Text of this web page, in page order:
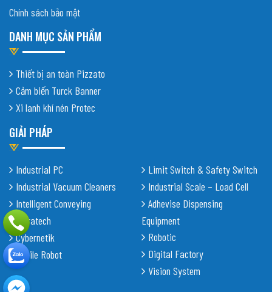
Chính sách bảo mật
DANH MỤC SẢN PHẨM
Thiết bị an toàn Pizzato
Cảm biến Turck Banner
Xi lanh khí nén Protec
GIẢI PHÁP
Industrial PC
Industrial Vacuum Cleaners
Intelligent Conveying
Shiratech
Cybernetik
Mobile Robot
Limit Switch & Safety Switch
Industrial Scale – Load Cell
Adhevise Dispensing
Equipment
Robotic
Digital Factory
Vision System